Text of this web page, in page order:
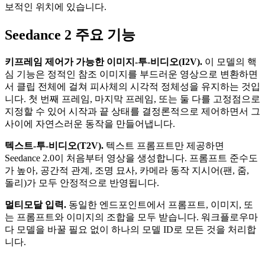
보적인 위치에 있습니다.
Seedance 2 주요 기능
키프레임 제어가 가능한 이미지-투-비디오(I2V). 이 모델의 핵
심 기능은 정적인 참조 이미지를 부드러운 영상으로 변환하면
서 클립 전체에 걸쳐 피사체의 시각적 정체성을 유지하는 것입
니다. 첫 번째 프레임, 마지막 프레임, 또는 둘 다를 고정점으로
지정할 수 있어 시작과 끝 상태를 결정론적으로 제어하면서 그
사이에 자연스러운 동작을 만들어냅니다.
텍스트-투-비디오(T2V). 텍스트 프롬프트만 제공하면
Seedance 2.0이 처음부터 영상을 생성합니다. 프롬프트 준수도
가 높아, 공간적 관계, 조명 묘사, 카메라 동작 지시어(팬, 줌,
돌리)가 모두 안정적으로 반영됩니다.
멀티모달 입력. 동일한 엔드포인트에서 프롬프트, 이미지, 또
는 프롬프트와 이미지의 조합을 모두 받습니다. 워크플로우마
다 모델을 바꿀 필요 없이 하나의 모델 ID로 모든 것을 처리합
니다.